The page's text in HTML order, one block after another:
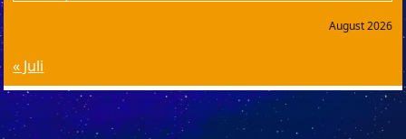
August 2026
« Juli